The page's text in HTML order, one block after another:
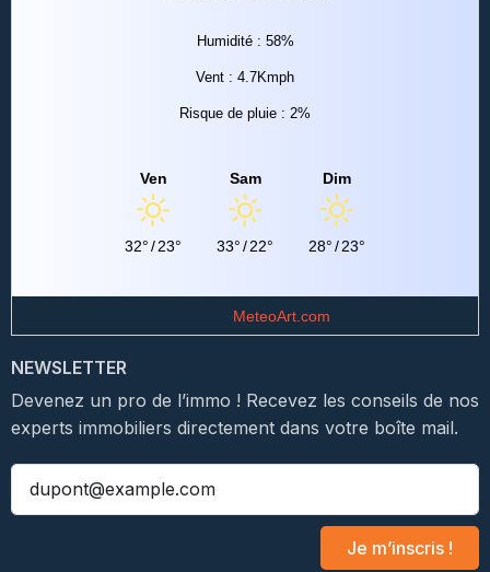
Humidité : 58%
Vent : 4.7Kmph
Risque de pluie : 2%
Ven
32°/23°
Sam
33°/22°
Dim
28°/23°
MeteoArt.com
NEWSLETTER
Devenez un pro de l’immo ! Recevez les conseils de nos
experts immobiliers directement dans votre boîte mail.
Je m’inscris !